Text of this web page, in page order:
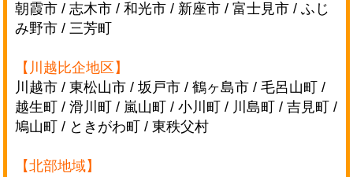
朝霞市 / 志木市 / 和光市 / 新座市 / 富士見市 / ふじ
み野市 / 三芳町
【川越比企地区】
川越市 / 東松山市 / 坂戸市 / 鶴ヶ島市 / 毛呂山町 /
越生町 / 滑川町 / 嵐山町 / 小川町 / 川島町 / 吉見町 /
鳩山町 / ときがわ町 / 東秩父村
【北部地域】